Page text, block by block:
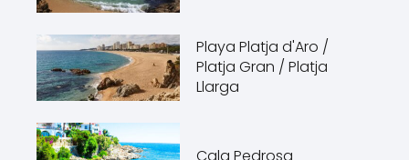
Playa Platja d'Aro /
Platja Gran / Platja
Llarga